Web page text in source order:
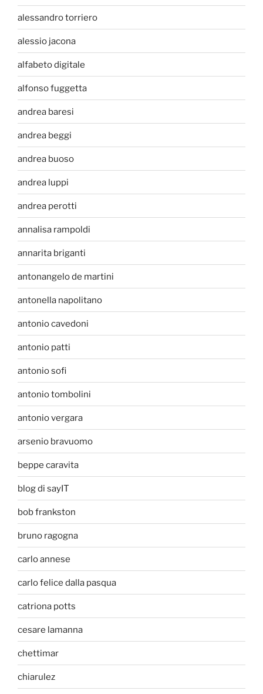
alessandro torriero
alessio jacona
alfabeto digitale
alfonso fuggetta
andrea baresi
andrea beggi
andrea buoso
andrea luppi
andrea perotti
annalisa rampoldi
annarita briganti
antonangelo de martini
antonella napolitano
antonio cavedoni
antonio patti
antonio sofi
antonio tombolini
antonio vergara
arsenio bravuomo
beppe caravita
blog di sayIT
bob frankston
bruno ragogna
carlo annese
carlo felice dalla pasqua
catriona potts
cesare lamanna
chettimar
chiarulez